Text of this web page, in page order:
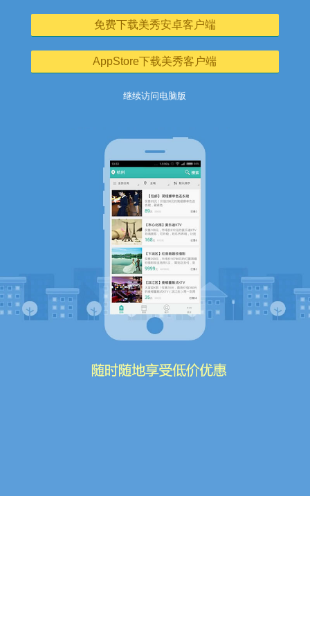
免费下载美秀安卓客户端
AppStore下载美秀客户端
继续访问电脑版